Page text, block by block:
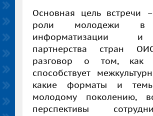
Основная цель встречи
роли молодежи в
информатизации и
партнерства стран
разговор о том, как
способствует
какие форматы и
молодому поколению,
перспективы